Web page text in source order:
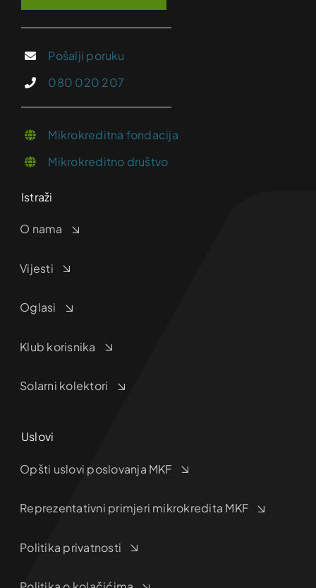
Pošalji poruku
080 020 207
Mikrokreditna fondacija
Mikrokreditno društvo
Istraži
O nama
Vijesti
Oglasi
Klub korisnika
Solarni kolektori
Uslovi
Opšti uslovi poslovanja MKF
Reprezentativni primjeri mikrokredita MKF
Politika privatnosti